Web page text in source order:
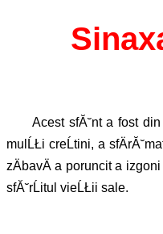
Acest sfĂ˘nt a fost din
mulĹŁi creĹtini, a
zÄbavÄ a poruncit a
sfĂ˘rĹitul vieĹŁii sale.